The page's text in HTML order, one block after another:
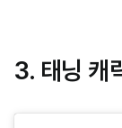
3. 태닝 캐